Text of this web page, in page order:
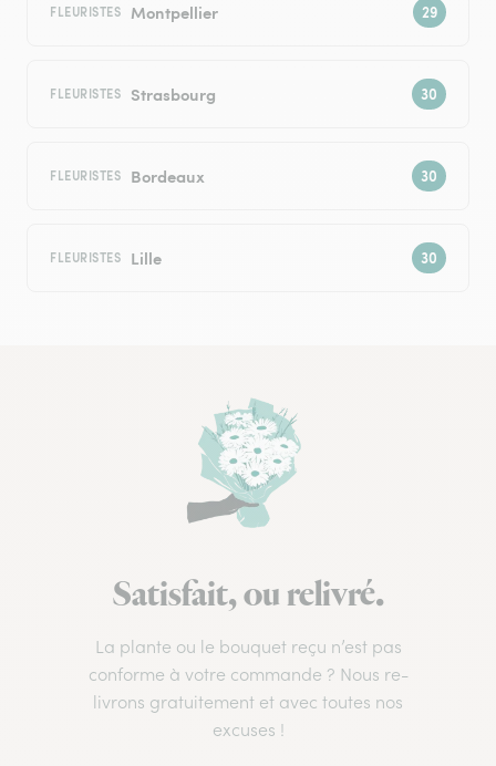
FLEURISTES Montpellier
FLEURISTES Strasbourg
FLEURISTES Bordeaux
FLEURISTES Lille
Satisfait, ou relivré.
La plante ou le bouquet reçu n’est pas
conforme à votre commande ? Nous re-
livrons gratuitement et avec toutes nos
excuses !